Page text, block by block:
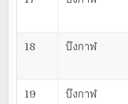
18 บึงกาฬ
19 บึงกาฬ